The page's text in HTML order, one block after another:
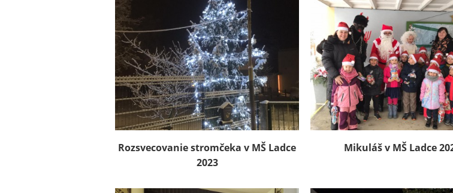
Rozsvecovanie stromčeka v MŠ Ladce
2023
Mikuláš v MŠ Ladce